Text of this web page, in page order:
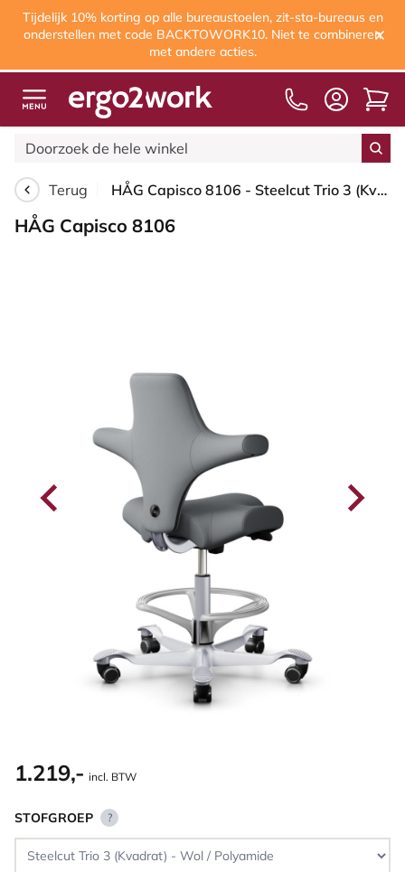
Tijdelijk 10% korting op alle bureaustoelen, zit-sta-bureaus en
onderstellen met code BACKTOWORK10. Niet te combineren
met andere acties.
Terug HÅG Capisco 8106 - Steelcut Trio 3 (Kvadrat) - Wol / Polyamide - STT153 - Grey - Framekleur - Zilver - Gasveer - 265 mm (Zithoogte 53-79cm) - Vloercontact - Harde wielen t.b.v. zachte vloeren - Voetenring - Ja, in framekleur - Voetster - Nee, voetster ...
HÅG Capisco 8106
1.219,- incl. BTW
STOFGROEP ?